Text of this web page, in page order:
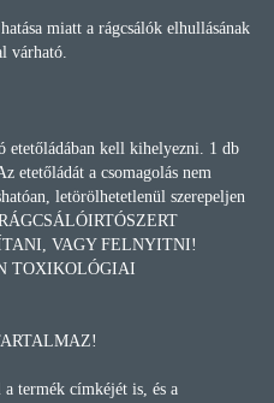
miatt a rágcsálók elhullásának
várható.
etetőládában kell kihelyezni. 1 db
etetőládát a csomagolás nem
letörölhetetlenül szerepeljen
VAGY FELNYITNI!
TOXIKOLÓGIAI
a termék címkéjét is, és a